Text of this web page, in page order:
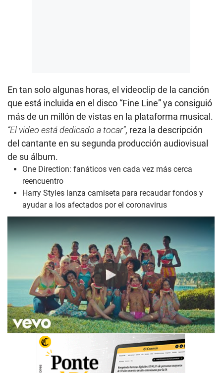
En tan solo algunas horas, el videoclip de la canción
que está incluida en el disco “Fine Line” ya consiguió
más de un millón de vistas en la plataforma musical.
“El video está dedicado a tocar”, reza la descripción
del cantante en su segunda producción audiovisual
de su álbum.
One Direction: fanáticos ven cada vez más cerca
reencuentro
Harry Styles lanza camiseta para recaudar fondos y
ayudar a los afectados por el coronavirus
Play